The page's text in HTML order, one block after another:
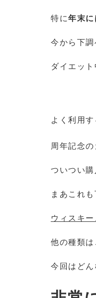
特に年末
今から下
ダイエッ
よく利用
周年記念
ついつい
まあこれ
ウィスキ
他の種類
今回はどん